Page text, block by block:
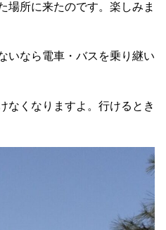
場所に来たのです。楽しみま
いなら電車・バスを乗り継い
なくなりますよ。行けるとき